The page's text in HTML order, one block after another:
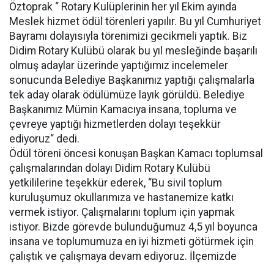
Öztoprak “ Rotary Kulüplerinin her yıl Ekim ayında
Meslek hizmet ödül törenleri yapılır. Bu yıl Cumhuriyet
Bayramı dolayısıyla törenimizi gecikmeli yaptık. Biz
Didim Rotary Kulübü olarak bu yıl mesleğinde başarılı
olmuş adaylar üzerinde yaptığımız incelemeler
sonucunda Belediye Başkanımız yaptığı çalışmalarla
tek aday olarak ödülümüze layık görüldü. Belediye
Başkanımız Mümin Kamacıya insana, topluma ve
çevreye yaptığı hizmetlerden dolayı teşekkür
ediyoruz“ dedi.
Ödül töreni öncesi konuşan Başkan Kamacı toplumsal
çalışmalarından dolayı Didim Rotary Kulübü
yetkililerine teşekkür ederek, “Bu sivil toplum
kuruluşumuz okullarımıza ve hastanemize katkı
vermek istiyor. Çalışmalarını toplum için yapmak
istiyor. Bizde görevde bulunduğumuz 4,5 yıl boyunca
insana ve toplumumuza en iyi hizmeti götürmek için
çalıştık ve çalışmaya devam ediyoruz. İlçemizde